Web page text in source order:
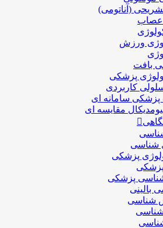
(آناتومی)
ورزش
بافت
پزشکی
کاربردی
سامانه ای
مقایسه ای
شناسی
پزشکی
پزشکی
پزشكی
بالینی
شناسی
شناسی